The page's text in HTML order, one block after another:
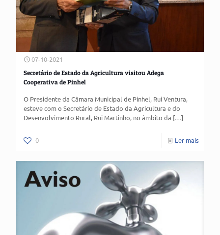
07-10-2021
Secretário de Estado da Agricultura visitou Adega
Cooperativa de Pinhel
O Presidente da Câmara Municipal de Pinhel, Rui Ventura,
esteve com o Secretário de Estado da Agricultura e do
Desenvolvimento Rural, Rui Martinho, no âmbito da […]
0 Ler mais